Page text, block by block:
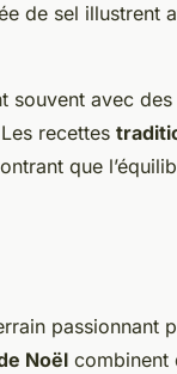
de sel illustrent
souvent avec
recettes
que
passionnant
Noël combinent